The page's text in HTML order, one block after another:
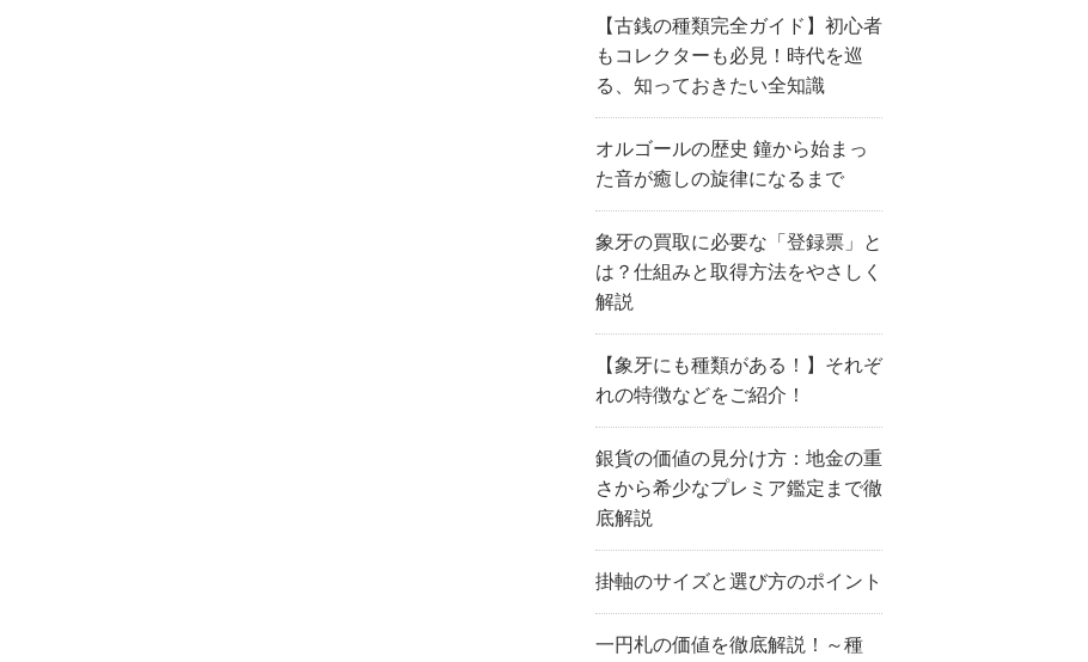
【古銭の種類完全ガイド】初心者
もコレクターも必見！時代を巡
る、知っておきたい全知識
オルゴールの歴史 鐘から始まっ
た音が癒しの旋律になるまで
象牙の買取に必要な「登録票」と
は？仕組みと取得方法をやさしく
解説
【象牙にも種類がある！】それぞ
れの特徴などをご紹介！
銀貨の価値の見分け方：地金の重
さから希少なプレミア鑑定まで徹
底解説
掛軸のサイズと選び方のポイント
一円札の価値を徹底解説！～種